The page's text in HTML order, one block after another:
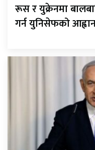
रूस र युक्रेनमा
गर्न युनिसेफको